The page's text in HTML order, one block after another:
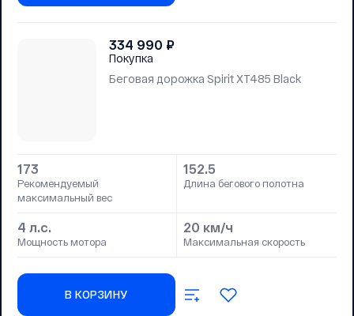
334 990 ₽
Покупка
Беговая дорожка Spirit XT485 Black
173
Рекомендуемый
максимальный вес
152.5
Длина бегового полотна
4 л.с.
Мощность мотора
20 км/ч
Максимальная скорость
В КОРЗИНУ